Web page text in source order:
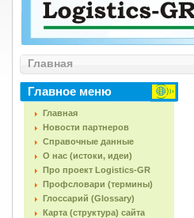
Главная
Главное меню
Главная
Новости партнеров
Справочные данные
О нас (истоки, идеи)
Про проект Logistics-GR
Профсловари (термины)
Глоссарий (Glossary)
Карта (структура) сайта